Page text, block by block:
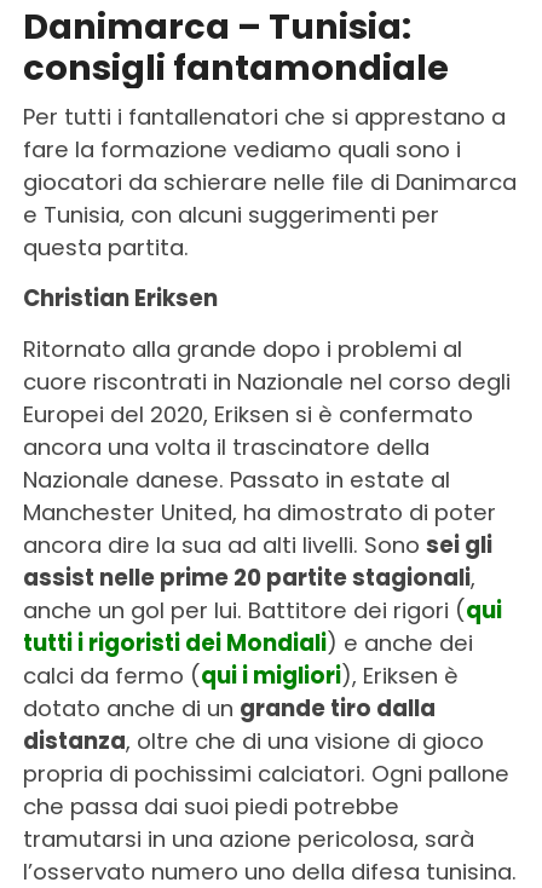
Danimarca – Tunisia:
consigli fantamondiale
Per tutti i fantallenatori che si apprestano a
fare la formazione vediamo quali sono i
giocatori da schierare nelle file di Danimarca
e Tunisia, con alcuni suggerimenti per
questa partita.
Christian Eriksen
Ritornato alla grande dopo i problemi al
cuore riscontrati in Nazionale nel corso degli
Europei del 2020, Eriksen si è confermato
ancora una volta il trascinatore della
Nazionale danese. Passato in estate al
Manchester United, ha dimostrato di poter
ancora dire la sua ad alti livelli. Sono sei gli
assist nelle prime 20 partite stagionali,
anche un gol per lui. Battitore dei rigori (qui
tutti i rigoristi dei Mondiali) e anche dei
calci da fermo (qui i migliori), Eriksen è
dotato anche di un grande tiro dalla
distanza, oltre che di una visione di gioco
propria di pochissimi calciatori. Ogni pallone
che passa dai suoi piedi potrebbe
tramutarsi in una azione pericolosa, sarà
l’osservato numero uno della difesa tunisina.